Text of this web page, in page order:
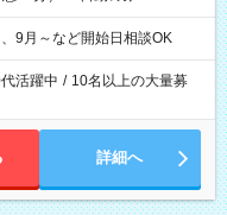
月～など開始日相談OK
活躍中 / 10名以上の大量募
詳細へ